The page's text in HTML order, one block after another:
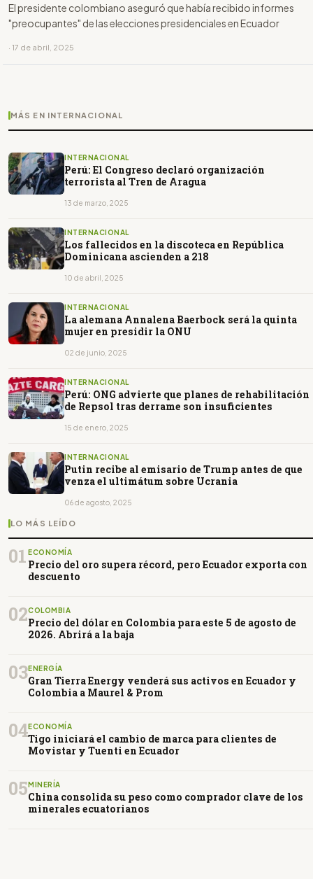
El presidente colombiano aseguró que había recibido informes
"preocupantes" de las elecciones presidenciales en Ecuador
· 17 de abril, 2025
MÁS EN INTERNACIONAL
INTERNACIONAL
Perú: El Congreso declaró organización
terrorista al Tren de Aragua
13 de marzo, 2025
INTERNACIONAL
Los fallecidos en la discoteca en República
Dominicana ascienden a 218
10 de abril, 2025
INTERNACIONAL
La alemana Annalena Baerbock será la quinta
mujer en presidir la ONU
02 de junio, 2025
INTERNACIONAL
Perú: ONG advierte que planes de rehabilitación
de Repsol tras derrame son insuficientes
15 de enero, 2025
INTERNACIONAL
Putin recibe al emisario de Trump antes de que
venza el ultimátum sobre Ucrania
06 de agosto, 2025
LO MÁS LEÍDO
01 ECONOMÍA
Precio del oro supera récord, pero Ecuador exporta con
descuento
02COLOMBIA
Precio del dólar en Colombia para este 5 de agosto de
2026. Abrirá a la baja
03ENERGÍA
Gran Tierra Energy venderá sus activos en Ecuador y
Colombia a Maurel & Prom
04ECONOMÍA
Tigo iniciará el cambio de marca para clientes de
Movistar y Tuenti en Ecuador
05MINERÍA
China consolida su peso como comprador clave de los
minerales ecuatorianos